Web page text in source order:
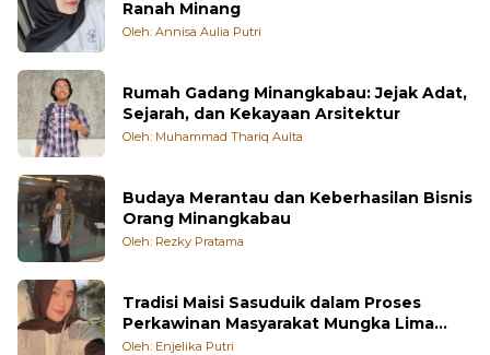
Ranah Minang
Oleh: Annisa Aulia Putri
Rumah Gadang Minangkabau: Jejak Adat,
Sejarah, dan Kekayaan Arsitektur
Oleh: Muhammad Thariq Aulta
Budaya Merantau dan Keberhasilan Bisnis
Orang Minangkabau
Oleh: Rezky Pratama
Tradisi Maisi Sasuduik dalam Proses
Perkawinan Masyarakat Mungka Lima
Puluh Kota
Oleh: Enjelika Putri